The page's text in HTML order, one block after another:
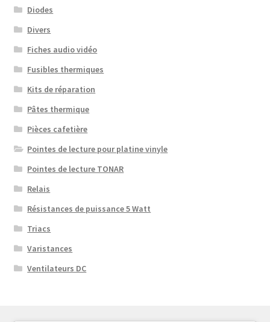
Diodes
Divers
Fiches audio vidéo
Fusibles thermiques
Kits de réparation
Pâtes thermique
Pièces cafetière
Pointes de lecture pour platine vinyle
Pointes de lecture TONAR
Relais
Résistances de puissance 5 Watt
Triacs
Varistances
Ventilateurs DC